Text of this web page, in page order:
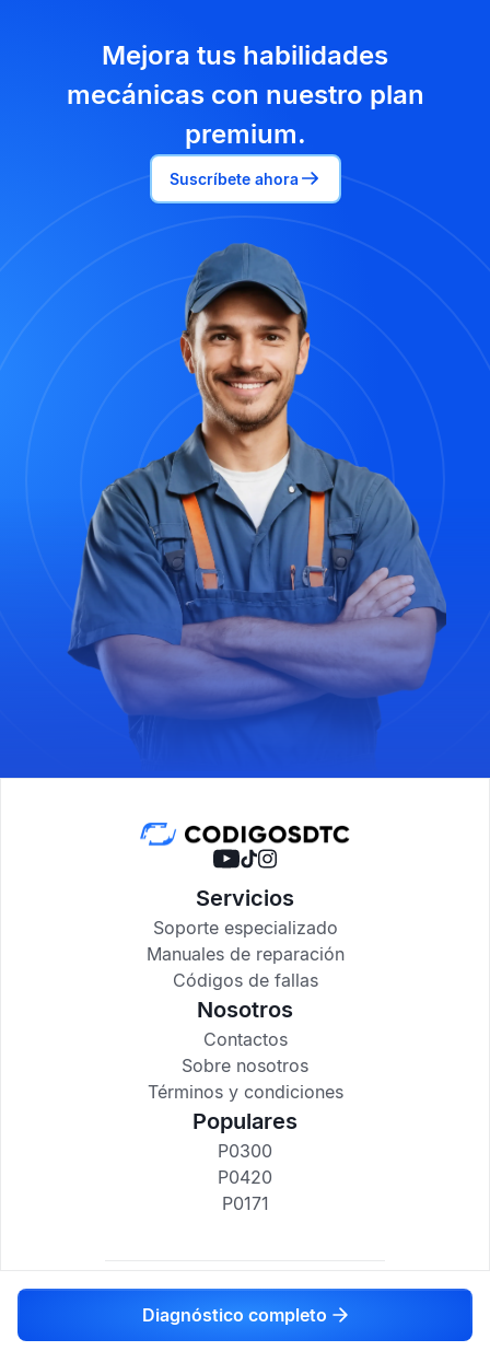
Mejora tus habilidades
mecánicas con nuestro plan
premium.
Suscríbete ahora
Diagnóstico completo
Servicios
Soporte especializado
Manuales de reparación
Códigos de fallas
Nosotros
Contactos
Sobre nosotros
Términos y condiciones
Populares
P0300
P0420
P0171
codigosdtc.com © 2017-2025